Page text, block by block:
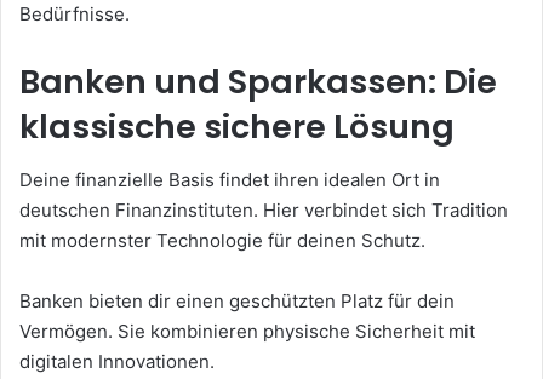
Bedürfnisse.
Banken und Sparkassen: Die
klassische sichere Lösung
Deine finanzielle Basis findet ihren idealen Ort in
deutschen Finanzinstituten. Hier verbindet sich Tradition
mit modernster Technologie für deinen Schutz.
Banken bieten dir einen geschützten Platz für dein
Vermögen. Sie kombinieren physische Sicherheit mit
digitalen Innovationen.